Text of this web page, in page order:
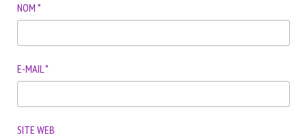
NOM *
E-MAIL*
SITE WEB